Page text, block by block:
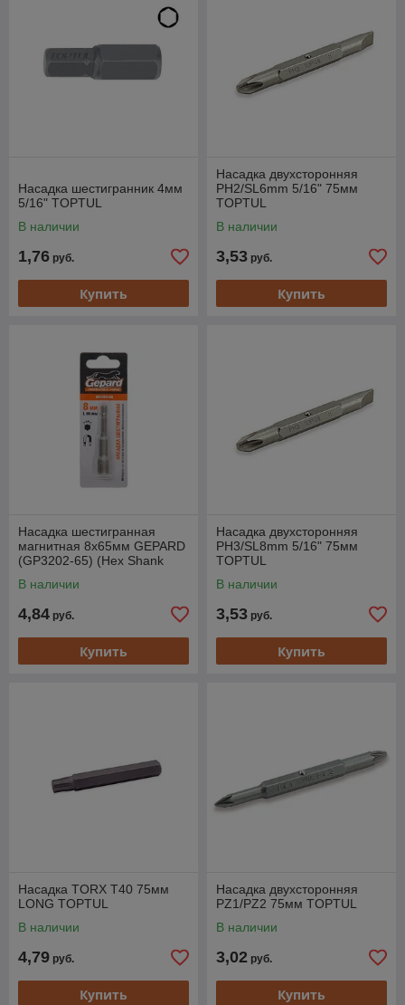
Насадка шестигранник 4мм
5/16" TOPTUL
В наличии
1,76 руб.
Купить
Насадка двухсторонняя
PH2/SL6mm 5/16" 75мм
TOPTUL
В наличии
3,53 руб.
Купить
Насадка шестигранная
магнитная 8х65мм GEPARD
(GP3202-65) (Hex Shank
головкой,
В наличии
4,84 руб.
Купить
Насадка двухсторонняя
PH3/SL8mm 5/16" 75мм
TOPTUL
В наличии
3,53 руб.
Купить
Насадка TORX T40 75мм
LONG TOPTUL
В наличии
4,79 руб.
Купить
Насадка двухсторонняя
PZ1/PZ2 75мм TOPTUL
В наличии
3,02 руб.
Купить